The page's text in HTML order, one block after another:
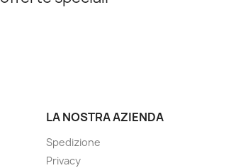
LA NOSTRA AZIENDA
Spedizione
Privacy